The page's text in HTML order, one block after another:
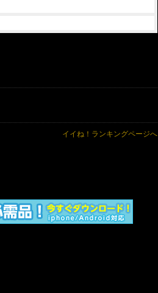
イイね！ランキングページへ